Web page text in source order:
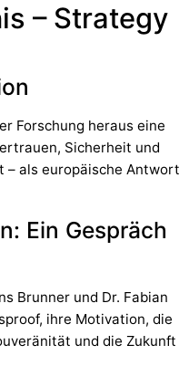
– Strategy
Forschung heraus eine
Sicherheit und
– als europäische Antwort
Ein Gespräch
Brunner und Dr. Fabian
ihre Motivation, die
und die Zukunft